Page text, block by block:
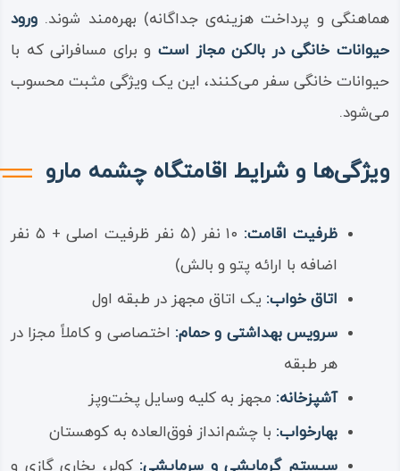
هماهنگی و پرداخت هزینه‌ی جداگانه) بهره‌مند شوند. ورود
حیوانات خانگی در بالکن مجاز است و برای مسافرانی که با
حیوانات خانگی سفر می‌کنند، این یک ویژگی مثبت محسوب
می‌شود.
ویژگی‌ها و شرایط اقامتگاه چشمه مارو
ظرفیت اقامت:
۱۰ نفر (۵ نفر ظرفیت اصلی + ۵ نفر
اضافه با ارائه پتو و بالش)
اتاق خواب: یک اتاق مجهز در طبقه اول
سرویس بهداشتی و حمام: اختصاصی و کاملاً مجزا در
هر طبقه
آشپزخانه: مجهز به کلیه وسایل پخت‌وپز
بهارخواب: با چشم‌انداز فوق‌العاده به کوهستان
سیستم گرمایشی و سرمایشی: کولر، بخاری گازی و